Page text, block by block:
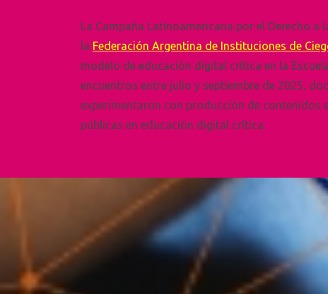
La Campaña Latinoamericana por el Derecho a
la Federación Argentina de Instituciones de
modelo de educación digital crítica en la
encuentros entre julio y septiembre de 2025,
experimentaron con producción de contenidos
públicas en educación digital crítica.